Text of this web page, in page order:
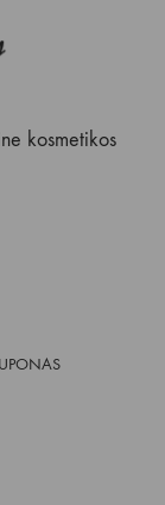
kosmetikos